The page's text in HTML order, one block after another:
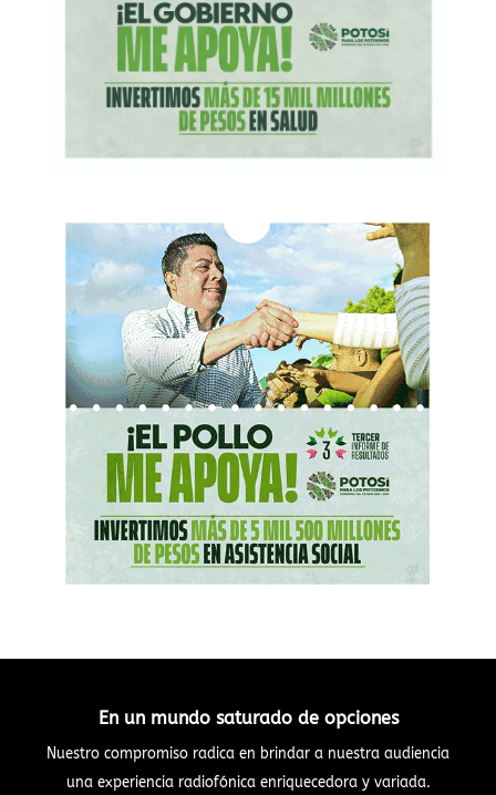
En un mundo saturado de opciones
Nuestro compromiso radica en brindar a nuestra audiencia
una experiencia radiofónica enriquecedora y variada.